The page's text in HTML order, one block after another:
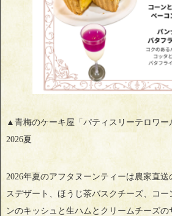
▲青梅のケーキ屋「パティスリーテロワー
2026夏
2026年夏のアフタヌーンティーは農家直
スデザート、ほうじ茶バスクチーズ、コ
ンのキッシュと生ハムとクリームチーズ